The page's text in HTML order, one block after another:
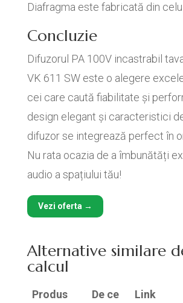
Diafragma este fabricată din
Concluzie
Difuzorul PA 100V incastrabil
VK 611 SW este o alegere
cei care caută fiabilitate și
design elegant și caracteristici
difuzor se integrează perfect în
Nu rata ocazia de a îmbunătăți
audio a spațiului tău!
Vezi oferta →
Alternative similare
calcul
Produs De ce Link